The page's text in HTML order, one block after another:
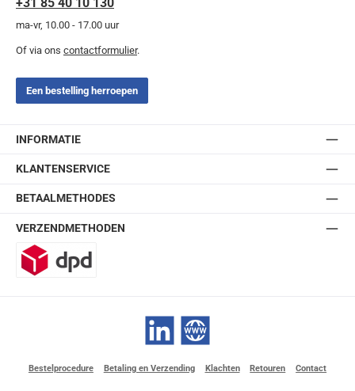
ma-vr, 10.00 - 17.00 uur
Of via ons contactformulier.
Een bestelling herroepen
INFORMATIE
KLANTENSERVICE
BETAALMETHODES
VERZENDMETHODEN
LinkedIn Website
Bestelprocedure Betaling en Verzending Klachten Retouren Contact